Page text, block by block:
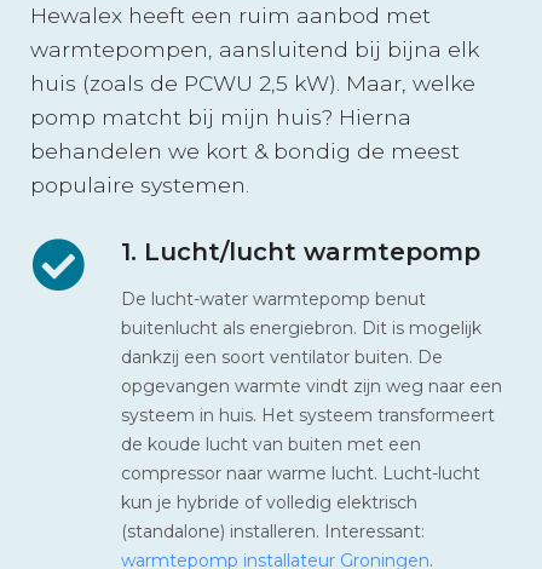
Hewalex heeft een ruim aanbod met
warmtepompen, aansluitend bij bijna elk
huis (zoals de PCWU 2,5 kW). Maar, welke
pomp matcht bij mijn huis? Hierna
behandelen we kort & bondig de meest
populaire systemen.
1. Lucht/lucht warmtepomp
De lucht-water warmtepomp benut
buitenlucht als energiebron. Dit is mogelijk
dankzij een soort ventilator buiten. De
opgevangen warmte vindt zijn weg naar een
systeem in huis. Het systeem transformeert
de koude lucht van buiten met een
compressor naar warme lucht. Lucht-lucht
kun je hybride of volledig elektrisch
(standalone) installeren. Interessant:
warmtepomp installateur Groningen.